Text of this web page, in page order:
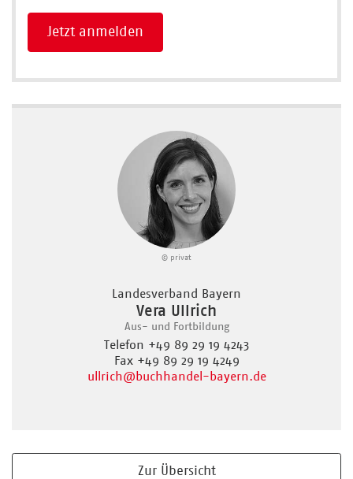
Jetzt anmelden
© privat
Landesverband Bayern
Vera Ullrich
Aus- und Fortbildung
Telefon +49 89 29 19 4243
Fax +49 89 29 19 4249
ullrich@buchhandel-bayern.de
Zur Übersicht